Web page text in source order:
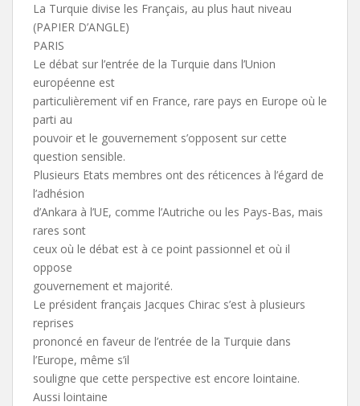
La Turquie divise les Français, au plus haut niveau
(PAPIER D’ANGLE)
PARIS
Le débat sur l’entrée de la Turquie dans l’Union
européenne est
particulièrement vif en France, rare pays en Europe où le
parti au
pouvoir et le gouvernement s’opposent sur cette
question sensible.
Plusieurs Etats membres ont des réticences à l’égard de
l’adhésion
d’Ankara à l’UE, comme l’Autriche ou les Pays-Bas, mais
rares sont
ceux où le débat est à ce point passionnel et où il
oppose
gouvernement et majorité.
Le président français Jacques Chirac s’est à plusieurs
reprises
prononcé en faveur de l’entrée de la Turquie dans
l’Europe, même s’il
souligne que cette perspective est encore lointaine.
Aussi lointaine